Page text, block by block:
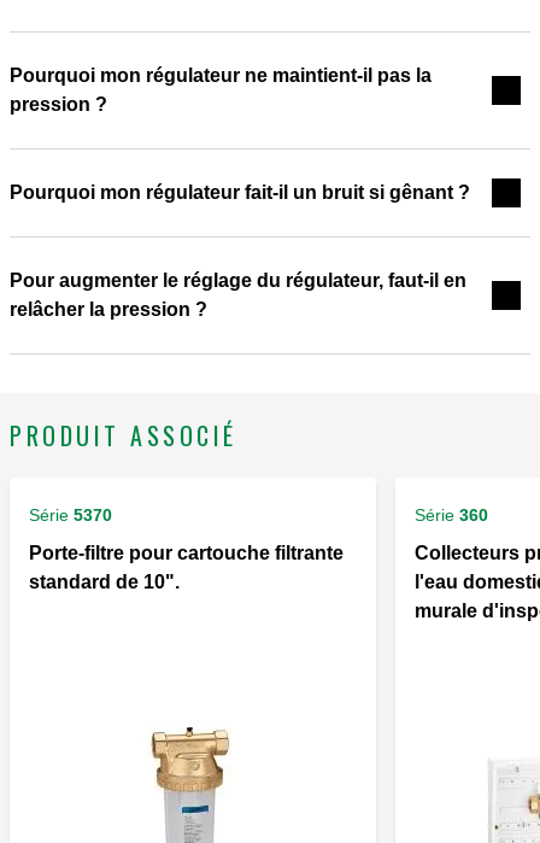
Pourquoi mon régulateur ne maintient-il pas la
pression ?
Pourquoi mon régulateur fait-il un bruit si gênant ?
Pour augmenter le réglage du régulateur, faut-il en
relâcher la pression ?
PRODUIT ASSOCIÉ
Série 5370
Porte-filtre pour cartouche filtrante
standard de 10".
Série 360
Collecteurs
l'eau
murale